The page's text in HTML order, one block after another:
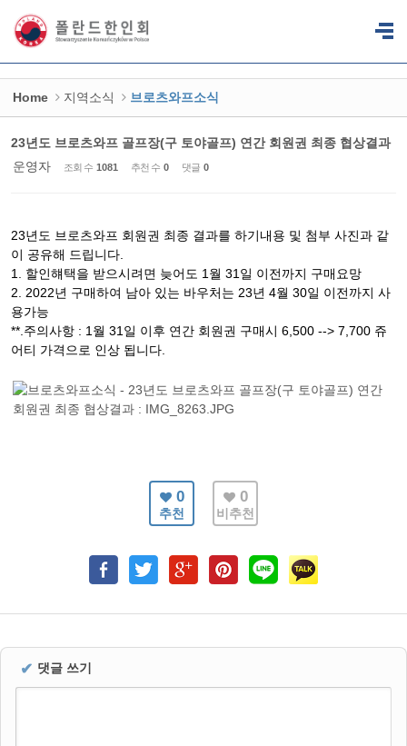
Home 지역소식 브로츠와프소식
23년도 브로츠와프 골프장(구 토야골프) 연간 회원권 최종 협상결과
운영자
조회 수 1081 추천 수 0 댓글 0
23년도 브로츠와프 회원권 최종 결과를 하기내용 및 첨부 사진과 같
이 공유해 드립니다.
1. 할인햬택을 받으시려면 늦어도 1월 31일 이전까지 구매요망
2. 2022년 구매하여 남아 있는 바우처는 23년 4월 30일 이전까지 사
용가능
**.주의사항 : 1월 31일 이후 연간 회원권 구매시 6,500 --> 7,700 쥬
어티 가격으로 인상 됩니다.
0
추천
0
비추천
✔ 댓글 쓰기